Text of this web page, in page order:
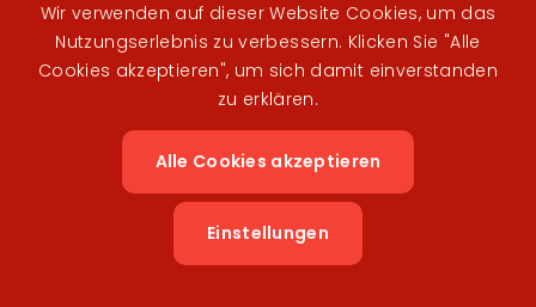
verhindert automatisches Spamming.
Öffnungszeiten
Rote Bücherrückgabe-Box vor dem Eingang:
Wenn Sie außerhalb der Öffnungszeiten etwas
zurückbringen möchten, können Sie Bücher und
Zeitschriften einfach in die rote Bücherrückgabe-Box vor
Wir verwenden auf dieser Website Cookies, um das
Nutzungserlebnis zu verbessern. Klicken Sie "Alle
Cookies akzeptieren", um sich damit einverstanden
zu erklären.
Alle Cookies akzeptieren
Einstellungen